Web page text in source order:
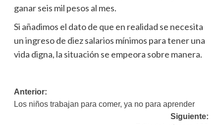
ganar seis mil pesos al mes.
Si añadimos el dato de que en realidad se necesita
un ingreso de diez salarios mínimos para tener una
vida digna, la situación se empeora sobre manera.
Navegación
de
Anterior:
Los niños trabajan para comer, ya no para aprender
Siguiente: